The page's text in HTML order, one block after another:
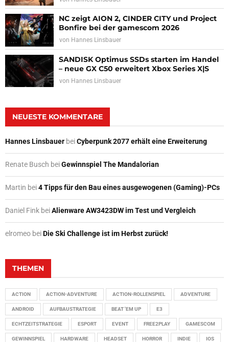
NC zeigt AION 2, CINDER CITY und Project
Bonfire bei der gamescom 2026
von Hannes Linsbauer
SANDISK Optimus SSDs starten im Handel
– neue GX C50 erweitert Xbox Series X|S
von Hannes Linsbauer
NEUESTE KOMMENTARE
Hannes Linsbauer beiCyberpunk 2077 erhält eine Erweiterung
Renate Busch beiGewinnspiel The Mandalorian
Martin bei4 Tipps für den Bau eines ausgewogenen (Gaming)-PCs
Daniel Fink beiAlienware AW3423DW im Test und Vergleich
elromeo beiDie Ski Challenge ist im Herbst zurück!
THEMEN
ACTION ACTION-ADVENTURE ACTION-ROLLENSPIEL ADVENTURE
ANDROID AUFBAUSTRATEGIE BEAT 'EM UP E3
ECHTZEITSTRATEGIE ESPORT EVENT FREE2PLAY GAMESCOM
GEWINNSPIEL HARDWARE HEADSET HORROR INDIE IOS